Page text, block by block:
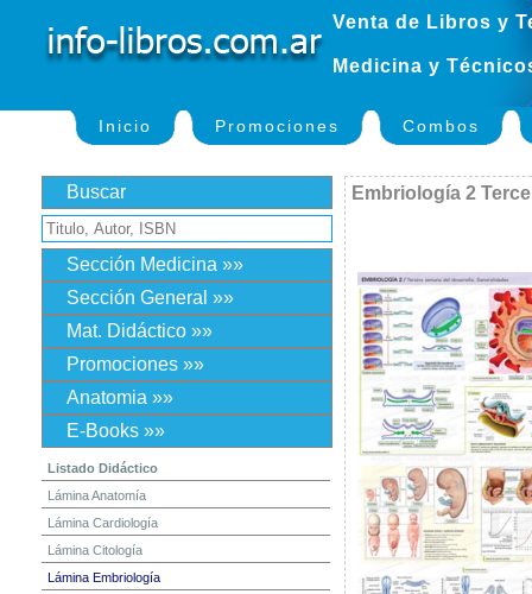
Venta de Libros y
Medicina y
Inicio Promociones Combos
Buscar
Sección Medicina »»
Sección General »»
Mat. Didáctico »»
Promociones »»
Anatomia »»
E-Books »»
Listado Didáctico
Lámina Anatomía
Lámina Cardiología
Lámina Citología
Lámina Embriología
Embriología 2